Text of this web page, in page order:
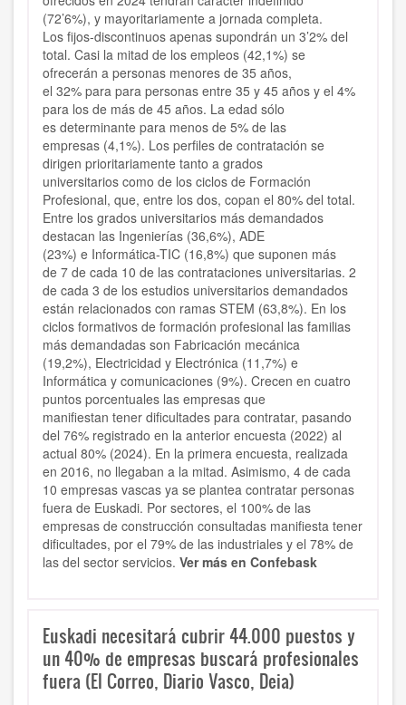
(72’6%), y mayoritariamente a jornada completa.
Los fijos-discontinuos apenas supondrán un 3’2% del
total. Casi la mitad de los empleos (42,1%) se
ofrecerán a personas menores de 35 años,
el 32% para para personas entre 35 y 45 años y el 4%
para los de más de 45 años. La edad sólo
es determinante para menos de 5% de las
empresas (4,1%). Los perfiles de contratación se
dirigen prioritariamente tanto a grados
universitarios como de los ciclos de Formación
Profesional, que, entre los dos, copan el 80% del total.
Entre los grados universitarios más demandados
destacan las Ingenierías (36,6%), ADE
(23%) e Informática-TIC (16,8%) que suponen más
de 7 de cada 10 de las contrataciones universitarias. 2
de cada 3 de los estudios universitarios demandados
están relacionados con ramas STEM (63,8%). En los
ciclos formativos de formación profesional las familias
más demandadas son Fabricación mecánica
(19,2%), Electricidad y Electrónica (11,7%) e
Informática y comunicaciones (9%). Crecen en cuatro
puntos porcentuales las empresas que
manifiestan tener dificultades para contratar, pasando
del 76% registrado en la anterior encuesta (2022) al
actual 80% (2024). En la primera encuesta, realizada
en 2016, no llegaban a la mitad. Asimismo, 4 de cada
10 empresas vascas ya se plantea contratar personas
fuera de Euskadi. Por sectores, el 100% de las
empresas de construcción consultadas manifiesta tener
dificultades, por el 79% de las industriales y el 78% de
las del sector servicios. Ver más en Confebask
Euskadi necesitará cubrir 44.000 puestos y
un 40% de empresas buscará profesionales
fuera (El Correo, Diario Vasco, Deia)